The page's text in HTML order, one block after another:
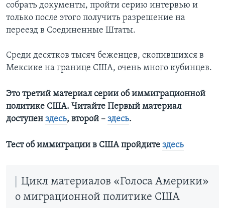
собрать документы, пройти серию интервью и
только после этого получить разрешение на
переезд в Соединенные Штаты.
Среди десятков тысяч беженцев, скопившихся в
Мексике на границе США, очень много кубинцев.
Это третий материал серии об иммиграционной
политике США. Читайте Первый материал
доступен здесь, второй – здесь.
Тест об иммиграции в США пройдите здесь
Цикл материалов «Голоса Америки»
о миграционной политике США